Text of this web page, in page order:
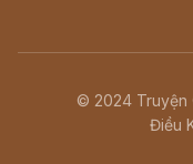
© 2024 Truyện
Điều